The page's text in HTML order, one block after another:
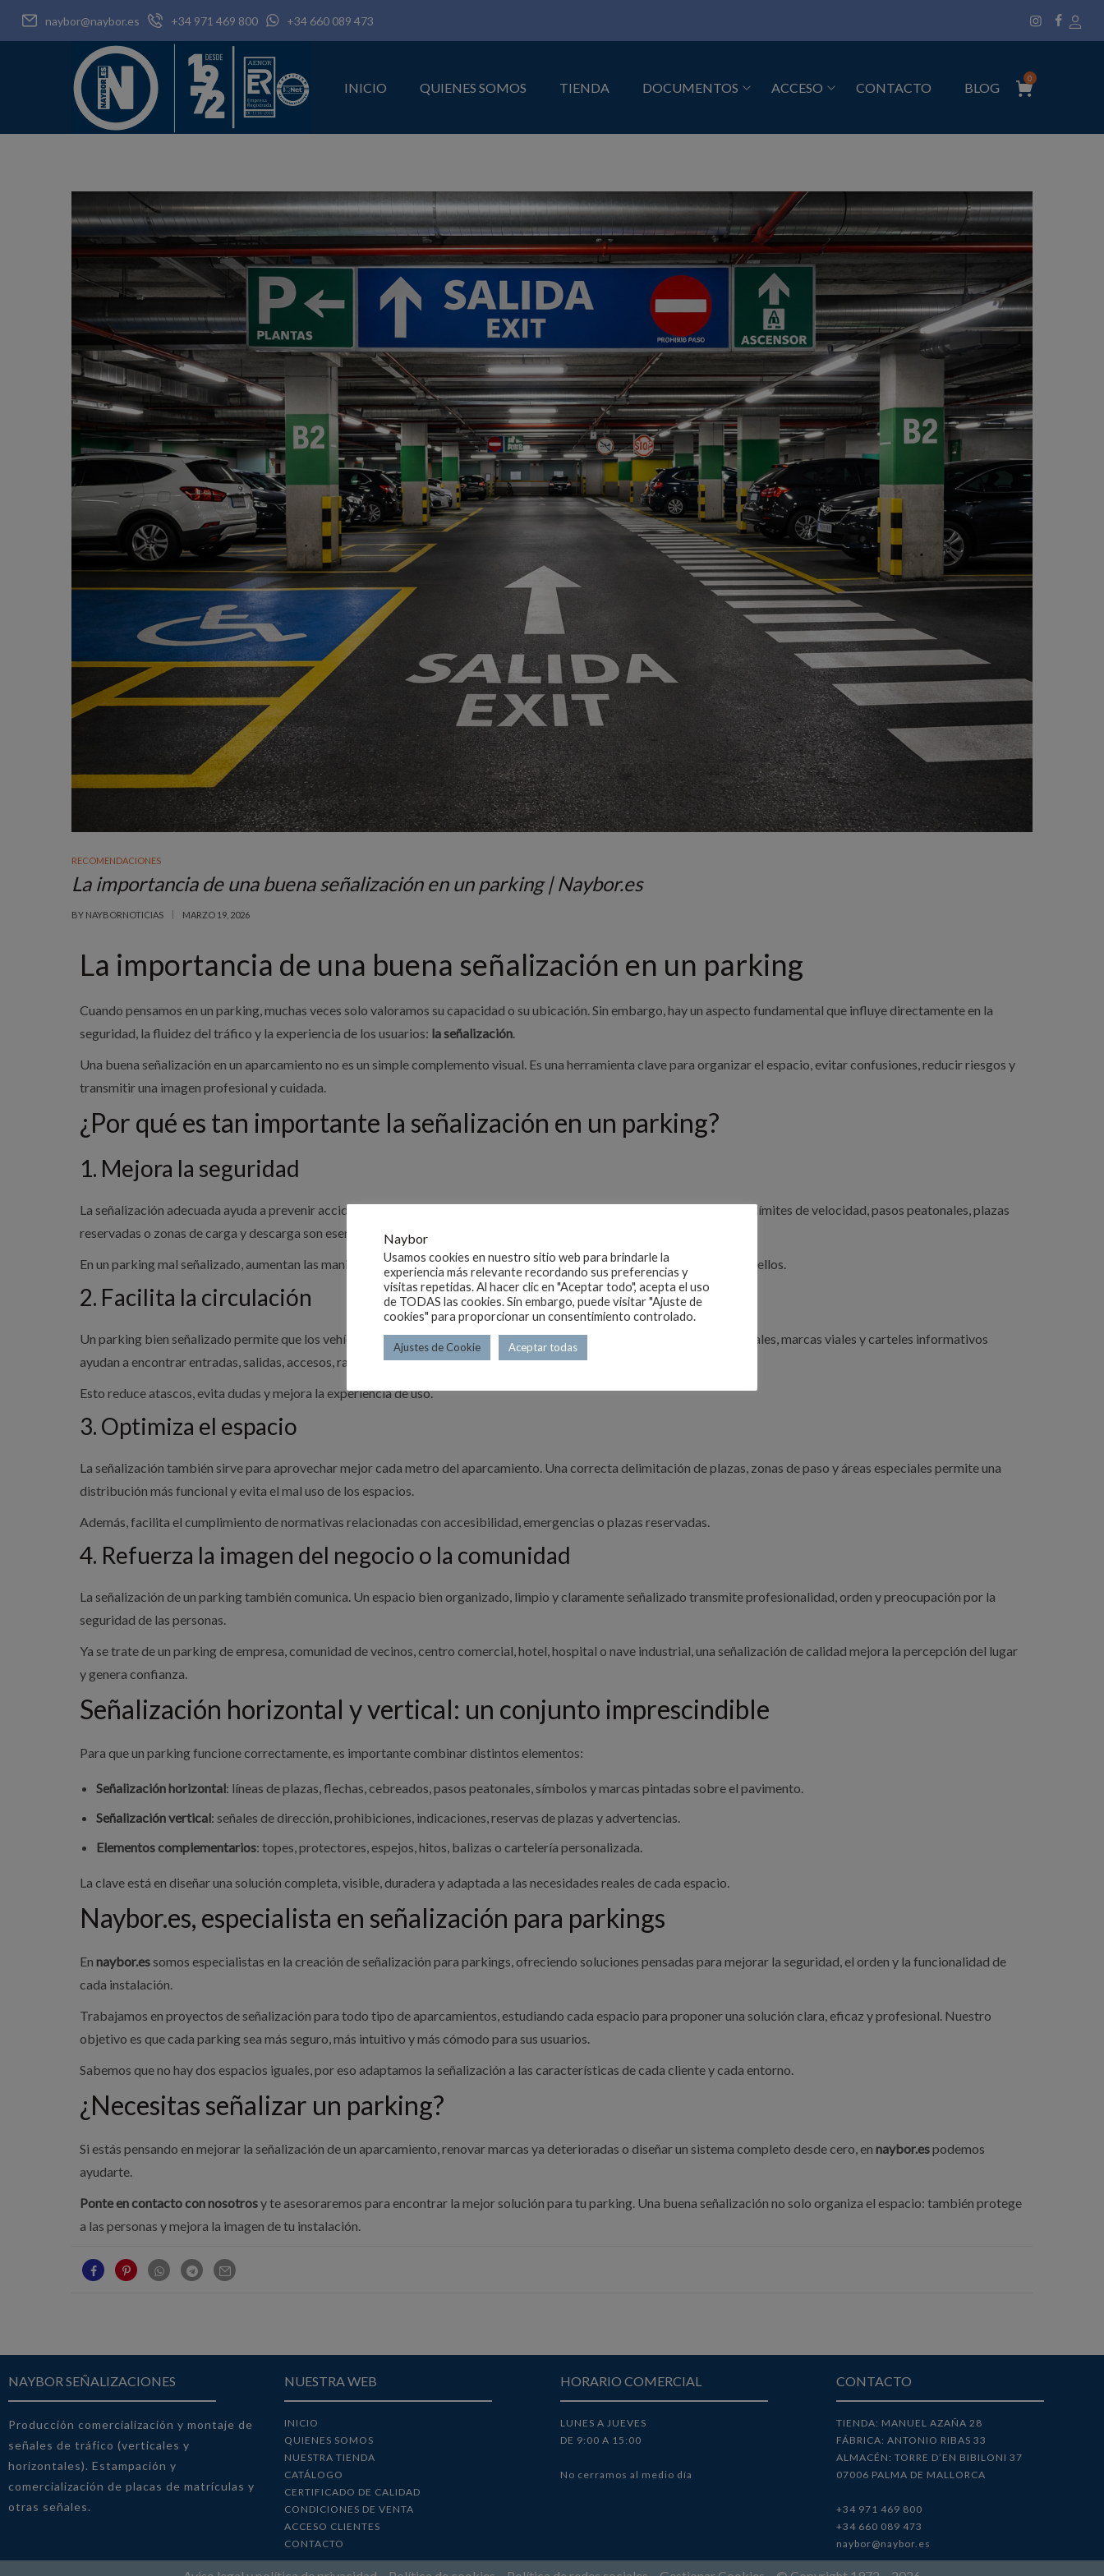
naybor@naybor.es +34 971 469 800 +34 660 089 473
INICIO QUIENES SOMOS TIENDA DOCUMENTOS ACCESO CONTACTO BLOG
0
RECOMENDACIONES
La importancia de una buena señalización en un parking | Naybor.es
BY NAYBORNOTICIAS MARZO 19, 2026
La importancia de una buena señalización en un parking
Cuando pensamos en un parking, muchas veces solo valoramos su capacidad o su ubicación. Sin embargo, hay un aspecto fundamental que influye directamente en la
seguridad, la fluidez del tráfico y la experiencia de los usuarios: la señalización.
Una buena señalización en un aparcamiento no es un simple complemento visual. Es una herramienta clave para organizar el espacio, evitar confusiones, reducir riesgos y
transmitir una imagen profesional y cuidada.
¿Por qué es tan importante la señalización en un parking?
1. Mejora la seguridad
La señalización adecuada ayuda a prevenir accidentes y situaciones de peligro. Las indicaciones de sentido de circulación, límites de velocidad, pasos peatonales, plazas
reservadas o zonas de carga y descarga son esenciales para que conductores y peatones se muevan con seguridad.
En un parking mal señalizado, aumentan las maniobras incorrectas, los cruces peligrosos y la posibilidad de golpes o atropellos.
2. Facilita la circulación
Un parking bien señalizado permite que los vehículos circulen de manera más ordenada y eficiente. Flechas, señales verticales, marcas viales y carteles informativos
ayudan a encontrar entradas, salidas, accesos, rampas y plazas disponibles de forma rápida y clara.
Esto reduce atascos, evita dudas y mejora la experiencia de uso.
3. Optimiza el espacio
La señalización también sirve para aprovechar mejor cada metro del aparcamiento. Una correcta delimitación de plazas, zonas de paso y áreas especiales permite una
distribución más funcional y evita el mal uso de los espacios.
Además, facilita el cumplimiento de normativas relacionadas con accesibilidad, emergencias o plazas reservadas.
4. Refuerza la imagen del negocio o la comunidad
La señalización de un parking también comunica. Un espacio bien organizado, limpio y claramente señalizado transmite profesionalidad, orden y preocupación por la
seguridad de las personas.
Ya se trate de un parking de empresa, comunidad de vecinos, centro comercial, hotel, hospital o nave industrial, una señalización de calidad mejora la percepción del lugar
y genera confianza.
Señalización horizontal y vertical: un conjunto imprescindible
Para que un parking funcione correctamente, es importante combinar distintos elementos:
Señalización horizontal: líneas de plazas, flechas, cebreados, pasos peatonales, símbolos y marcas pintadas sobre el pavimento.
Señalización vertical: señales de dirección, prohibiciones, indicaciones, reservas de plazas y advertencias.
Elementos complementarios: topes, protectores, espejos, hitos, balizas o cartelería personalizada.
La clave está en diseñar una solución completa, visible, duradera y adaptada a las necesidades reales de cada espacio.
Naybor.es, especialista en señalización para parkings
En naybor.essomos especialistas en la creación de señalización para parkings, ofreciendo soluciones pensadas para mejorar la seguridad, el orden y la funcionalidad de
cada instalación.
Trabajamos en proyectos de señalización para todo tipo de aparcamientos, estudiando cada espacio para proponer una solución clara, eficaz y profesional. Nuestro
objetivo es que cada parking sea más seguro, más intuitivo y más cómodo para sus usuarios.
Sabemos que no hay dos espacios iguales, por eso adaptamos la señalización a las características de cada cliente y cada entorno.
¿Necesitas señalizar un parking?
Si estás pensando en mejorar la señalización de un aparcamiento, renovar marcas ya deterioradas o diseñar un sistema completo desde cero, en naybor.espodemos
ayudarte.
Ponte en contacto con nosotrosy te asesoraremos para encontrar la mejor solución para tu parking. Una buena señalización no solo organiza el espacio: también protege
a las personas y mejora la imagen de tu instalación.
NAYBOR SEÑALIZACIONES
Producción comercialización y montaje de
señales de tráfico (verticales y
horizontales). Estampación y
comercialización de placas de matrículas y
otras señales.
NUESTRA WEB
INICIO
QUIENES SOMOS
NUESTRA TIENDA
CATÁLOGO
CERTIFICADO DE CALIDAD
CONDICIONES DE VENTA
ACCESO CLIENTES
CONTACTO
HORARIO COMERCIAL
LUNES A JUEVES
DE 9:00 A 15:00
No cerramos al medio día
CONTACTO
TIENDA: MANUEL AZAÑA 28
FÁBRICA: ANTONIO RIBAS 33
ALMACÉN: TORRE D’EN BIBILONI 37
07006 PALMA DE MALLORCA
+34 971 469 800
+34 660 089 473
naybor@naybor.es
Naybor
Usamos cookies en nuestro sitio web para brindarle la
experiencia más relevante recordando sus preferencias y
visitas repetidas. Al hacer clic en "Aceptar todo", acepta el uso
de TODAS las cookies. Sin embargo, puede visitar "Ajuste de
cookies" para proporcionar un consentimiento controlado.
Ajustes de Cookie Aceptar todas